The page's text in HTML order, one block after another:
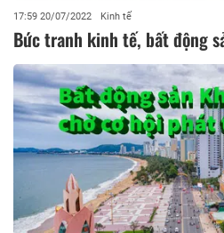
17:59 20/07/2022 Kinh tế
Bức tranh kinh tế, bất động